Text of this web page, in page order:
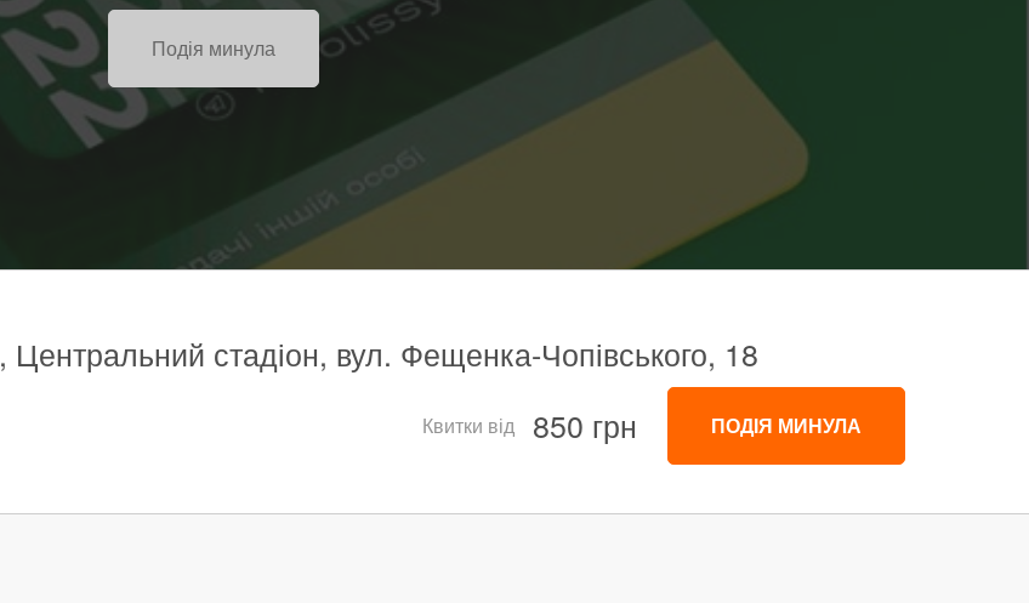
Подія минула
стадіон, вул. Фещенка-Чопівського, 18
Квитки від 850 грн ПОДІЯ МИНУЛА